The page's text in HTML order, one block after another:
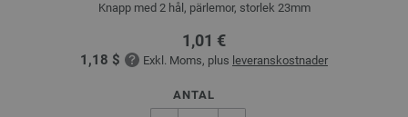
Knapp med 2 hål, pärlemor, storlek 23mm
1,01 €
1,18 $ Exkl. Moms, plus leveranskostnader
ANTAL